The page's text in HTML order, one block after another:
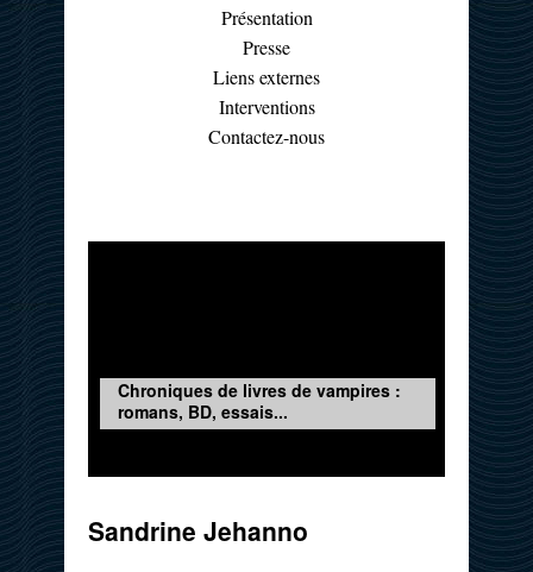
Présentation
Presse
Liens externes
Interventions
Contactez-nous
Chroniques de livres de vampires :
romans, BD, essais...
Sandrine Jehanno